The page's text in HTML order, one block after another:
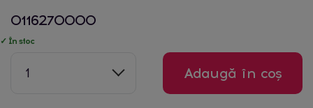
0116270000
✓ În stoc
1 Adaugă în coș